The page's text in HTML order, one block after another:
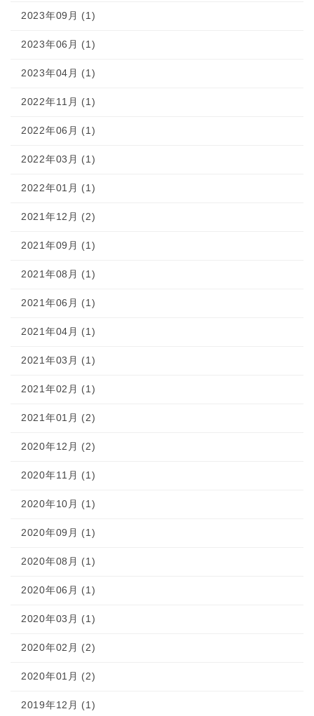
2023年09月 (1)
2023年06月 (1)
2023年04月 (1)
2022年11月 (1)
2022年06月 (1)
2022年03月 (1)
2022年01月 (1)
2021年12月 (2)
2021年09月 (1)
2021年08月 (1)
2021年06月 (1)
2021年04月 (1)
2021年03月 (1)
2021年02月 (1)
2021年01月 (2)
2020年12月 (2)
2020年11月 (1)
2020年10月 (1)
2020年09月 (1)
2020年08月 (1)
2020年06月 (1)
2020年03月 (1)
2020年02月 (2)
2020年01月 (2)
2019年12月 (1)